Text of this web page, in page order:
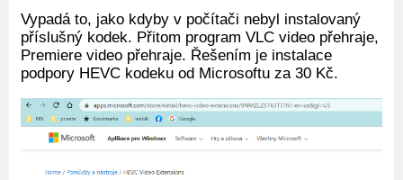
Vypadá to, jako kdyby v počítači nebyl instalovaný
příslušný kodek. Přitom program VLC video přehraje,
Premiere video přehraje. Řešením je instalace
podpory HEVC kodeku od Microsoftu za 30 Kč.